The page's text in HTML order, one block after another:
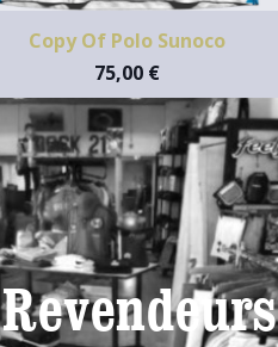
Copy Of Polo Sunoco
75,00 €
Revendeurs